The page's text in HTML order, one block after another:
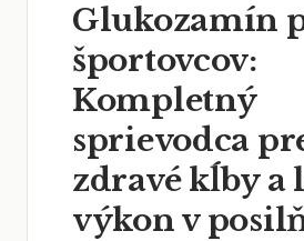
Glukozamín
športovcov:
Kompletný
sprievodca
zdravé kĺby a
výkon v